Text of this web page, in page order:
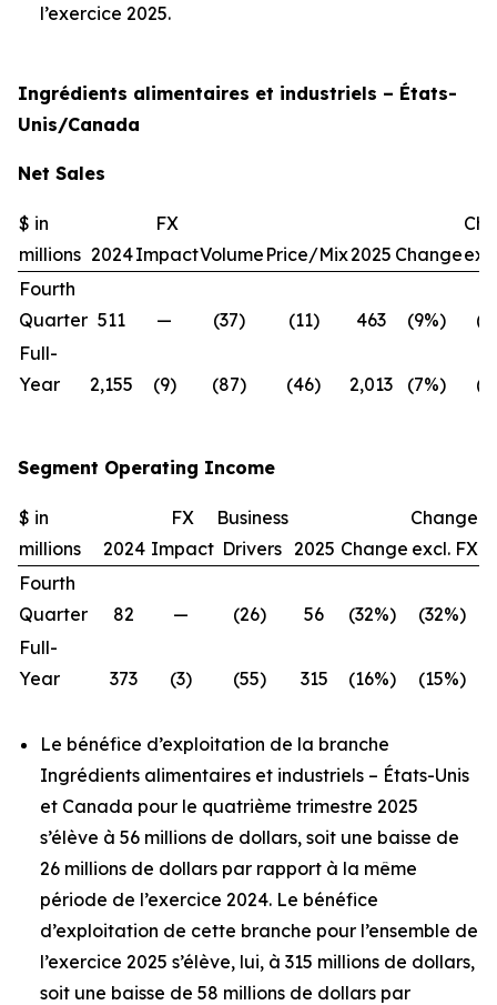
l’exercice 2025.
Ingrédients alimentaires et industriels – États-
Unis/Canada
Net Sales
$ in
millions 2024
FX
ImpactVolume Price/Mix2025 Change
Fourth
Quarter 511 — (37) (11) 463 (9%)
Full-
Year
2,155 (9) (87) (46) 2,013 (7%)
Segment Operating Income
$ in
millions
2024
FX
Impact
Business
Drivers 2025 Change
Change
excl. FX
Fourth
Quarter
82 — (26) 56 (32%)
(32%)
Full-
Year
373 (3) (55) 315 (16%) (15%)
Le bénéfice d’exploitation de la branche
Ingrédients alimentaires et industriels – États-Unis
et Canada pour le quatrième trimestre 2025
s’élève à 56 millions de dollars, soit une baisse de
26 millions de dollars par rapport à la même
période de l’exercice 2024. Le bénéfice
d’exploitation de cette branche pour l’ensemble de
l’exercice 2025 s’élève, lui, à 315 millions de dollars,
soit une baisse de 58 millions de dollars par